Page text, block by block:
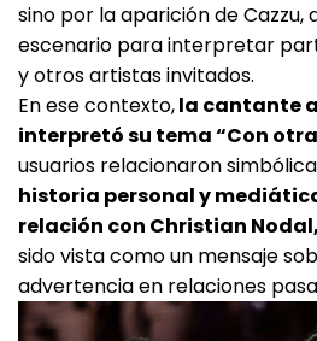
sino por la aparición de Cazzu,
escenario para interpretar
y otros artistas invitados.
En ese contexto,la cantante
interpretó su tema “Con
usuarios relacionaron
historia personal y
relación con Christian Nodal,
sido vista como un mensaje
advertencia en relaciones